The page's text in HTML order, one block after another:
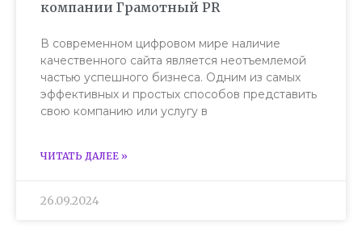
компании Грамотный PR
В современном цифровом мире наличие
качественного сайта является неотъемлемой
частью успешного бизнеса. Одним из самых
эффективных и простых способов представить
свою компанию или услугу в
ЧИТАТЬ ДАЛЕЕ »
26.09.2024